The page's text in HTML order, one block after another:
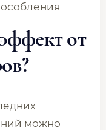
от
можно